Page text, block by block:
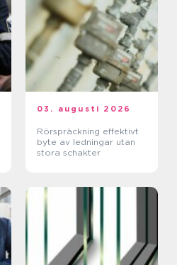
03. augusti 2026
Rörspräckning effektivt
byte av ledningar utan
stora schakter